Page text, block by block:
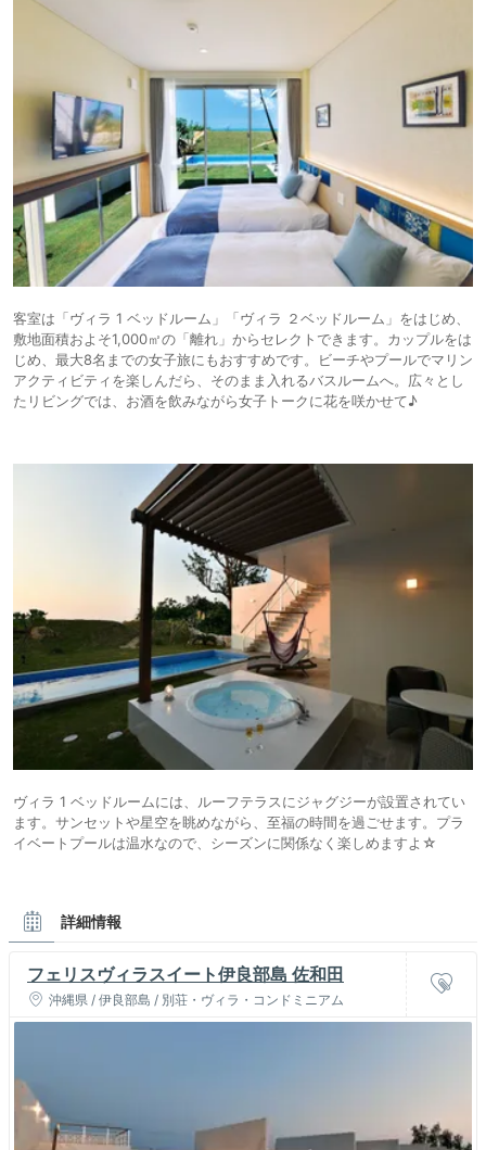
客室は「ヴィラ 1 ベッドルーム」「ヴィラ ２ベッドルーム」をはじめ、
敷地面積およそ1,000㎡の「離れ」からセレクトできます。カップルをは
じめ、最大8名までの女子旅にもおすすめです。ビーチやプールでマリン
アクティビティを楽しんだら、そのまま入れるバスルームへ。広々とし
たリビングでは、お酒を飲みながら女子トークに花を咲かせて♪
ヴィラ 1 ベッドルームには、ルーフテラスにジャグジーが設置されてい
ます。サンセットや星空を眺めながら、至福の時間を過ごせます。プラ
イベートプールは温水なので、シーズンに関係なく楽しめますよ☆
詳細情報
フェリスヴィラスイート伊良部島 佐和田
沖縄県 / 伊良部島 / 別荘・ヴィラ・コンドミニアム